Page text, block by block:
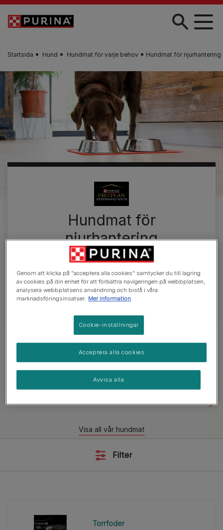
Skip to main content
Startsida Hund Hundmat för varje behov Hundmat för njurhantering
Hundmat för
njurhantering
Skapade av noggrant utvalda näringsämnen och
en balanserad nivå av högkvalitativa proteiner,
har vårt hundfoder tagits fram speciellt för att
stödja njurfunktionen.
Utforska vår hundmat
Blötmat
Visa all vår hundmat
Filter
Torrfoder
Genom att klicka på "acceptera alla cookies" samtycker du till lagring
av cookies på din enhet för att förbättra navigeringen på webbplatsen,
analysera webbplatsens användning och bistå i våra
marknadsföringsinsatser. Mer information
Cookie-inställningar
Avvisa alla
Acceptera alla cookies